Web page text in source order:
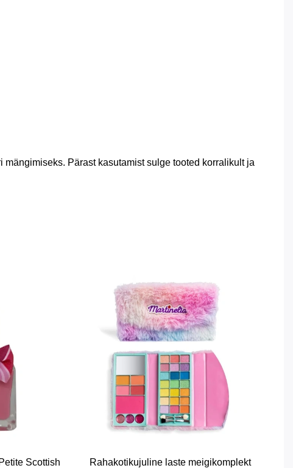
Pärast kasutamist sulge tooted korralikult ja
Scottish
Rahakotikujuline laste meigikomplekt